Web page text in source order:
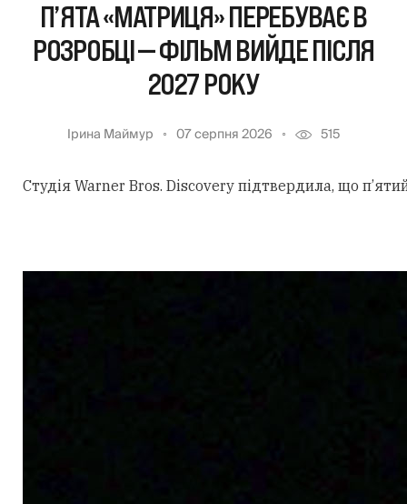
П’ЯТА «МАТРИЦЯ» ПЕРЕБУВАЄ В
РОЗРОБЦІ — ФІЛЬМ ВИЙДЕ ПІСЛЯ
2027 РОКУ
Ірина Маймур 07 серпня 2026 515
Студія Warner Bros. Discovery підтвердила, що